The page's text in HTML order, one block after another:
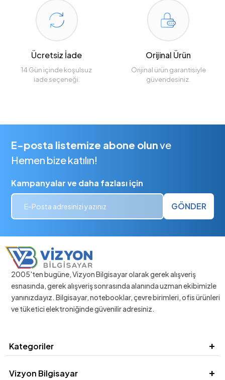
Ücretsiz İade
14 Gün içinde koşulsuz
iade seçeneği.
Orijinal Ürün
Orijinal ürün garantisiyle
güvendesiniz.
E-posta listemize abone olunve
Hemen bize katılın!
Kampanyalar ve daha fazlası için
GÖNDER
2005'ten bugüne, Vizyon Bilgisayar olarak gerek alışveriş
esnasında, gerek alışveriş sonrasında alanında uzman ekibimizle
yanınızdayız. Bilgisayar, notebooklar, çevre birimleri, ofis ürünleri
ve tüketici elektroniğinde güvenilir adresiniz.
Kategoriler
Vizyon Bilgisayar